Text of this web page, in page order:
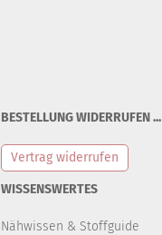
BESTELLUNG WIDERRUFEN ...
Vertrag widerrufen
WISSENSWERTES
Nähwissen & Stoffguide